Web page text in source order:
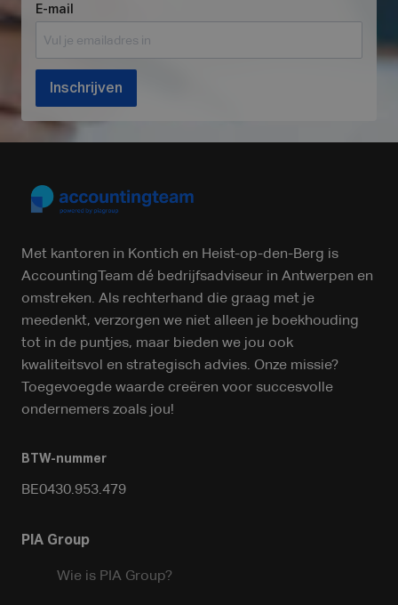
E-mail
Inschrijven
Met kantoren in Kontich en Heist-op-den-Berg is
AccountingTeam dé bedrijfsadviseur in Antwerpen en
omstreken. Als rechterhand die graag met je
meedenkt, verzorgen we niet alleen je boekhouding
tot in de puntjes, maar bieden we jou ook
kwaliteitsvol en strategisch advies. Onze missie?
Toegevoegde waarde creëren voor succesvolle
ondernemers zoals jou!
BTW-nummer
BE0430.953.479
PIA Group
Wie is PIA Group?